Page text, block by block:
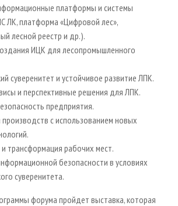
платформы и системы
ЛК, платформа «Цифровой лес»,
лесной реестр и др.).
ИЦК для лесопромышленного
суверенитет и устойчивое развитие ЛПК.
и перспективные решения для ЛПК.
предприятия.
с использованием новых
трансформация рабочих мест.
безопасности в условиях
суверенитета.
форума пройдет выставка, которая